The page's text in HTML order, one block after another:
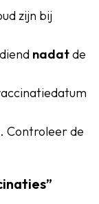
zijn bij
nadatde
Controleer de